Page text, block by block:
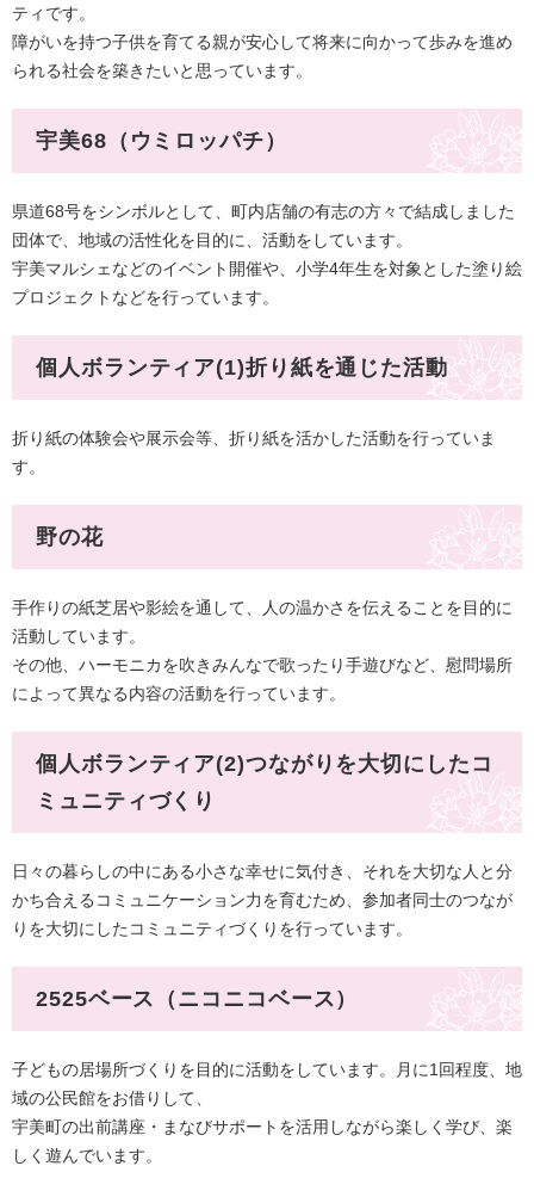
ティです。
障がいを持つ子供を育てる親が安心して将来に向かって歩みを進め
られる社会を築きたいと思っています。
宇美68（ウミロッパチ）
県道68号をシンボルとして、町内店舗の有志の方々で結成しました
団体で、 地域の活性化を目的に、​活動をしています。
宇美マルシェなどのイベント開催や、小学4年生を対象とした塗り絵
プロジェクトなどを行っています。
個人ボランティア(1)折り紙を通じた活動
折り紙の体験会や展示会等、折り紙を活かした活動を行っていま
す。
野の花
手作りの紙芝居や影絵を通して、人の温かさを伝えることを目的に
活動しています。
その他、ハーモニカを吹きみんなで歌ったり手遊びなど、慰問場所
によって異なる内容の活動を行っています。​
個人ボランティア(2)つながりを大切にしたコ
ミュニティづくり
日々の暮らしの中にある小さな幸せに気付き、それを大切な人と分
かち合えるコミュニケーション力を育むため、参加者同士のつなが
りを大切にしたコミュニティづくりを行っています。
2525ベース（ニコニコベース）
子どもの居場所づくりを目的に活動をしています。月に1回程度、地
域の公民館をお借りして、
宇美町の出前講座・まなびサポートを活用しながら楽しく学び、楽
しく遊んでいます。